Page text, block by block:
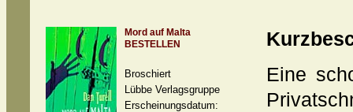
Mord auf Malta
BESTELLEN
Broschiert
Lübbe Verlagsgruppe
Erscheinungsdatum:
Eine